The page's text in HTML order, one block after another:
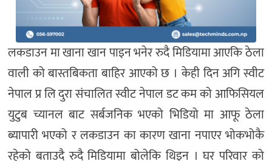
लकडाउन मा खाना खान पाइन भनेर रुदै मिडियामा आएकि ठेला
वाली को बास्तबिकता बाहिर आएको छ । केही दिन अगि स्वीट
नेपाल प्र लि दुरा संचालित स्वीट नेपाल डट कम को आफिसियल
युटुब च्यानल बाट सर्बजनिक भएको भिडियो मा आफू ठेला
ब्यापारी भएको र लकडाउन का कारण खाना नपाएर भोकभोकै
रहेको बताउदै रुदै मिडियामा बोलेकि थिइन । घर परिवार को